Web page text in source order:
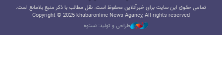
تمامی حقوق این سایت برای خبرآنلاین محفوظ است. نقل مطالب با ذکر منبع بلامانع است.
Copyright © 2025 khabaronline News Agancy, All rights reserved
طراحی و تولید: نستوه